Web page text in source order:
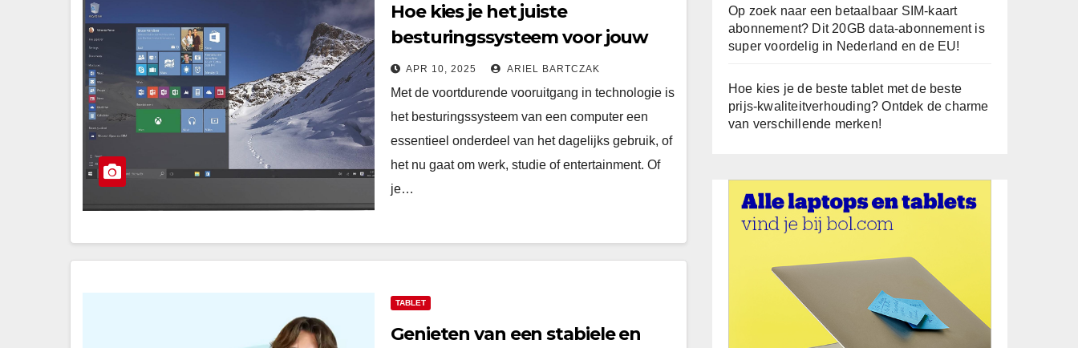
Hoe kies je het juiste
besturingssysteem voor jouw
computer: Een uitgebreide gids
APR 10, 2025 ARIEL BARTCZAK
Met de voortdurende vooruitgang in technologie is
het besturingssysteem van een computer een
essentieel onderdeel van het dagelijks gebruik, of
het nu gaat om werk, studie of entertainment. Of
je…
TABLET
Genieten van een stabiele en
Op zoek naar een betaalbaar SIM-kaart
abonnement? Dit 20GB data-abonnement is
super voordelig in Nederland en de EU!
Hoe kies je de beste tablet met de beste
prijs-kwaliteitverhouding? Ontdek de charme
van verschillende merken!